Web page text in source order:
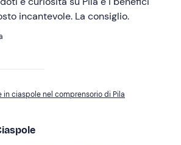
incantevole. La consiglio.
in ciaspole nel comprensorio di Pila